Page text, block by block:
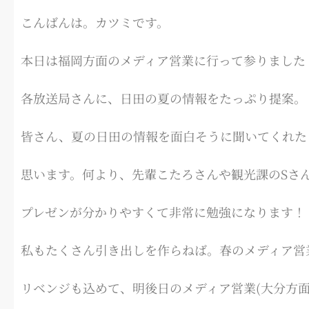
こんばんは。カツミです。
本日は福岡方面のメディア営業に行って参りました
各放送局さんに、日田の夏の情報をたっぷり提案。
皆さん、夏の日田の情報を面白そうに聞いてくれた
思います。何より、先輩こたろさんや観光課のSさ
プレゼンが分かりやすくて非常に勉強になります！
私もたくさん引き出しを作らねば。春のメディア営
リベンジも込めて、明後日のメディア営業(大分方